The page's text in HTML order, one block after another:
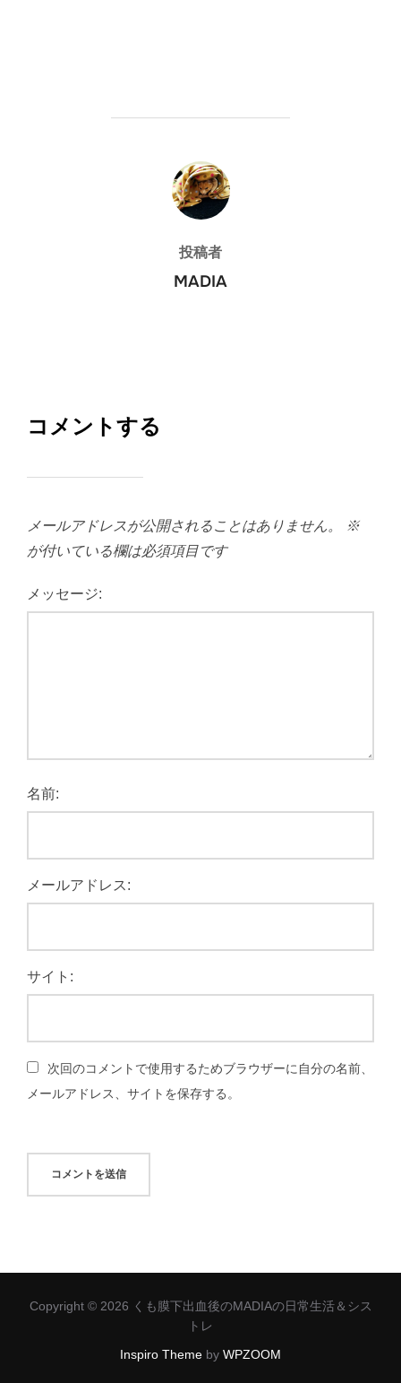
投稿者
投稿者
MADIA
コメントする
メールアドレスが公開されることはありません。
※
が付いている欄は必須項目です
メッセージ:
名前:
メールアドレス:
サイト:
次回のコメントで使用するためブラウザーに自分の名前、
メールアドレス、サイトを保存する。
Copyright © 2026 くも膜下出血後のMADIAの日常生活＆シス
トレ
Inspiro Theme by WPZOOM